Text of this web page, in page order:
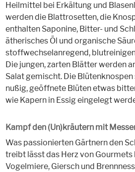
Heilmittel bei Erkältung und
werden die Blattrosetten, die
enthalten Saponine, Bitter- und
ätherisches Öl und organische
stoffwechselanregend,
Die jungen, zarten Blätter werden
Salat gemischt. Die
nußig, geöffnete Blüten etwas
wie Kapern in Essig eingelegt
Kampf den (Un)kräutern mit
Was passionierten Gärtnern den
treibt lässt das Herz von Gourmets
Vogelmiere, Giersch und